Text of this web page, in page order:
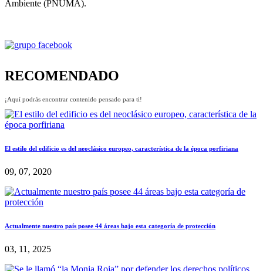
Ambiente (PNUMA).
RECOMENDADO
¡Aquí podrás encontrar contenido pensado para ti!
El estilo del edificio es del neoclásico europeo, característica de la época porfiriana
09, 07, 2020
Actualmente nuestro país posee 44 áreas bajo esta categoría de protección
03, 11, 2025